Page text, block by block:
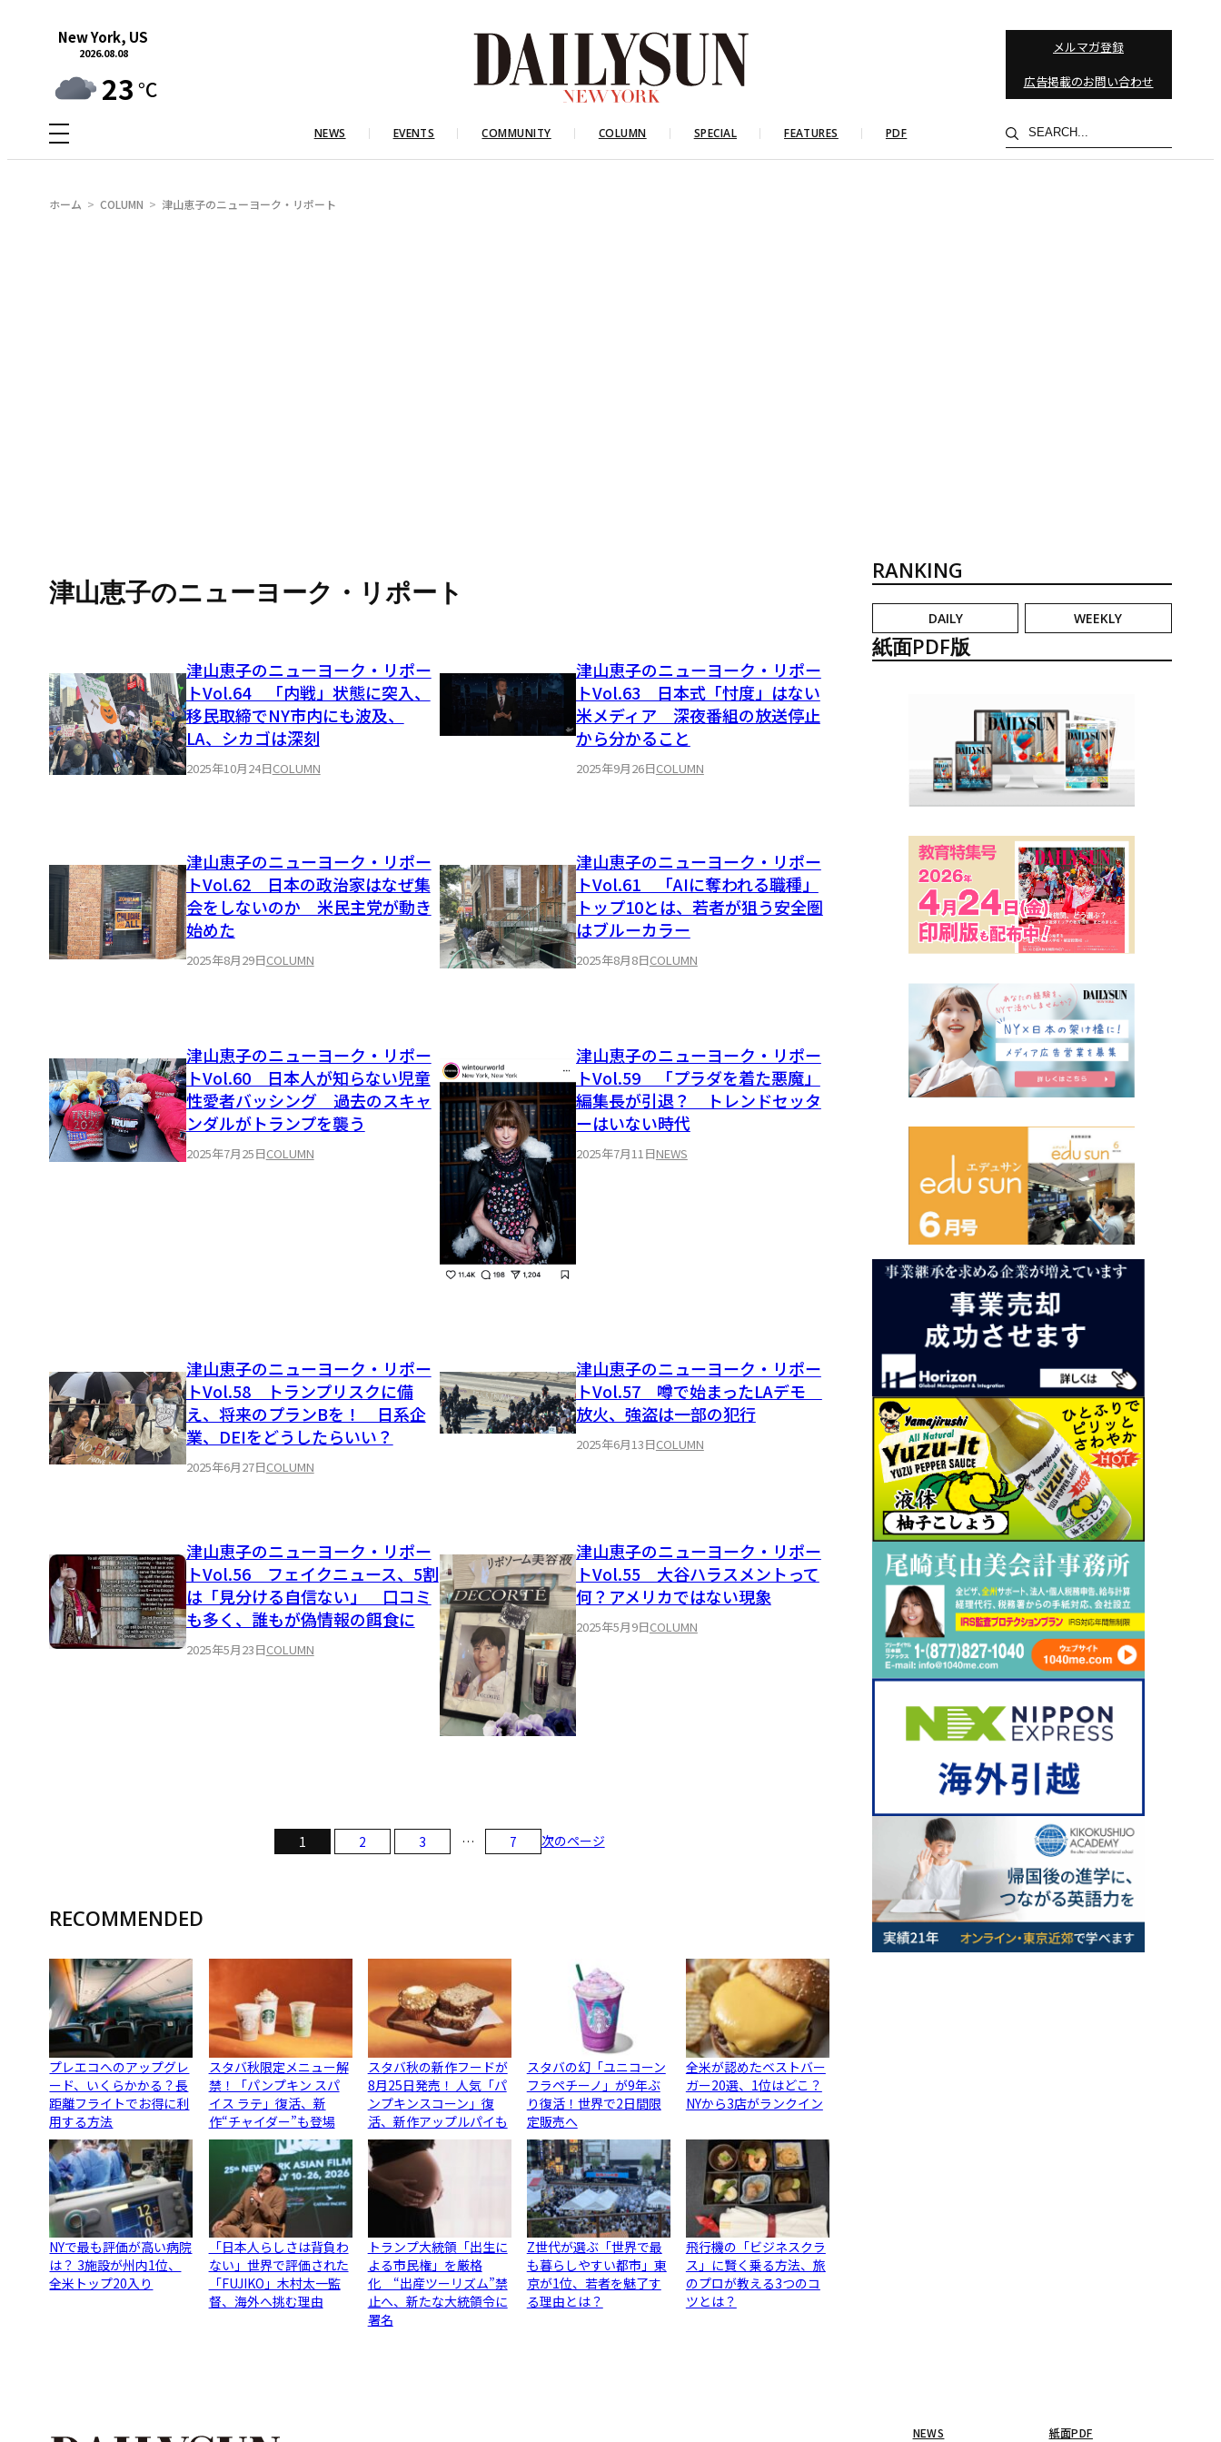
New York, US
2026.08.08
23 °C
メルマガ登録
広告掲載のお問い合わせ
NEWS EVENTS COMMUNITY COLUMN SPECIAL FEATURES PDF
検
索
ホーム COLUMN 津山恵子のニューヨーク・リポート
津山恵子のニューヨーク・リポート
津山恵子のニューヨーク・リポー
トVol.64 「内戦」状態に突入、
移民取締でNY市内にも波及、
LA、シカゴは深刻
2025年10月24日COLUMN
津山恵子のニューヨーク・リポー
トVol.63 日本式「忖度」はない
米メディア 深夜番組の放送停止
から分かること
2025年9月26日COLUMN
津山恵子のニューヨーク・リポー
トVol.62 日本の政治家はなぜ集
会をしないのか 米民主党が動き
始めた
2025年8月29日COLUMN
津山恵子のニューヨーク・リポー
トVol.61 「AIに奪われる職種」
トップ10とは、若者が狙う安全圏
はブルーカラー
2025年8月8日COLUMN
津山恵子のニューヨーク・リポー
トVol.60 日本人が知らない児童
性愛者バッシング 過去のスキャ
ンダルがトランプを襲う
2025年7月25日COLUMN
津山恵子のニューヨーク・リポー
トVol.59 「プラダを着た悪魔」
編集長が引退？ トレンドセッタ
ーはいない時代
2025年7月11日NEWS
津山恵子のニューヨーク・リポー
トVol.58 トランプリスクに備
え、将来のプランBを！ 日系企
業、DEIをどうしたらいい？
2025年6月27日COLUMN
津山恵子のニューヨーク・リポー
トVol.57 噂で始まったLAデモ
放火、強盗は一部の犯行
2025年6月13日COLUMN
津山恵子のニューヨーク・リポー
トVol.56 フェイクニュース、5割
は「見分ける自信ない」 口コミ
も多く、誰もが偽情報の餌食に
2025年5月23日COLUMN
津山恵子のニューヨーク・リポー
トVol.55 大谷ハラスメントって
何？アメリカではない現象
2025年5月9日COLUMN
1 2 3 … 7 次のページ
RECOMMENDED
プレエコへのアップグレ
ード、いくらかかる？長
距離フライトでお得に利
用する方法
スタバ秋限定メニュー解
禁！「パンプキン スパ
イス ラテ」復活、新
作“チャイダー”も登場
スタバ秋の新作フードが
8月25日発売！ 人気「パ
ンプキンスコーン」復
活、新作アップルパイも
スタバの幻「ユニコーン
フラペチーノ」が9年ぶ
り復活！世界で2日間限
定販売へ
全米が認めたベストバー
ガー20選、1位はどこ？
NYから3店がランクイン
NYで最も評価が高い病院
は？ 3施設が州内1位、
全米トップ20入り
「日本人らしさは背負わ
ない」世界で評価された
「FUJIKO」木村太一監
督、海外へ挑む理由
トランプ大統領「出生に
よる市民権」を厳格
化 “出産ツーリズム”禁
止へ、新たな大統領令に
署名
Z世代が選ぶ「世界で最
も暮らしやすい都市」東
京が1位、若者を魅了す
る理由とは？
飛行機の「ビジネスクラ
ス」に賢く乗る方法、旅
のプロが教える3つのコ
ツとは？
RANKING
DAILY WEEKLY
紙面PDF版
NEWS
紙面PDF